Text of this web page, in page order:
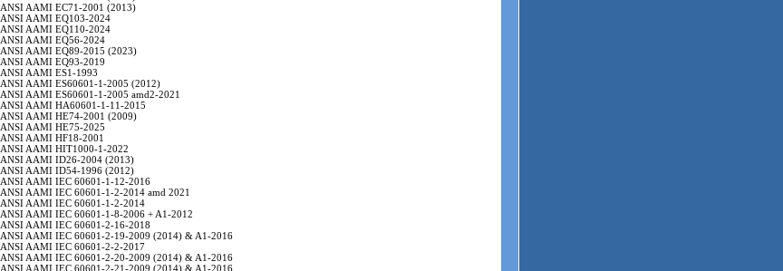
ANSI AAMI EC71-2001 (2013)
ANSI AAMI EQ103-2024
ANSI AAMI EQ110-2024
ANSI AAMI EQ56-2024
ANSI AAMI EQ89-2015 (2023)
ANSI AAMI EQ93-2019
ANSI AAMI ES1-1993
ANSI AAMI ES60601-1-2005 (2012)
ANSI AAMI ES60601-1-2005 amd2-2021
ANSI AAMI HA60601-1-11-2015
ANSI AAMI HE74-2001 (2009)
ANSI AAMI HE75-2025
ANSI AAMI HF18-2001
ANSI AAMI HIT1000-1-2022
ANSI AAMI ID26-2004 (2013)
ANSI AAMI ID54-1996 (2012)
ANSI AAMI IEC 60601-1-12-2016
ANSI AAMI IEC 60601-1-2-2014 amd 2021
ANSI AAMI IEC 60601-1-2-2014
ANSI AAMI IEC 60601-1-8-2006 + A1-2012
ANSI AAMI IEC 60601-2-16-2018
ANSI AAMI IEC 60601-2-19-2009 (2014) & A1-2016
ANSI AAMI IEC 60601-2-2-2017
ANSI AAMI IEC 60601-2-20-2009 (2014) & A1-2016
ANSI AAMI IEC 60601-2-21-2009 (2014) & A1-2016